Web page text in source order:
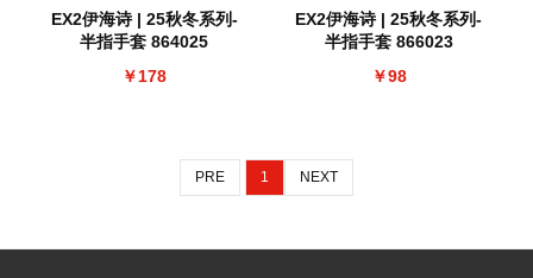
EX2伊海诗 | 25秋冬系列-
半指手套 864025
￥178
EX2伊海诗 | 25秋冬系列-
半指手套 866023
￥98
PRE 1 NEXT